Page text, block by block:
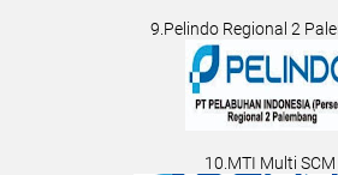
9.Pelindo Regional 2
10.MTI Multi SCM